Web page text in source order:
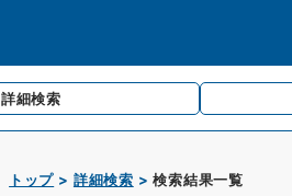
詳細検索
トップ 詳細検索 検索結果一覧